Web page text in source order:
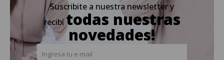
Suscribite a nuestra newsletter y
recibí todas nuestras
novedades!